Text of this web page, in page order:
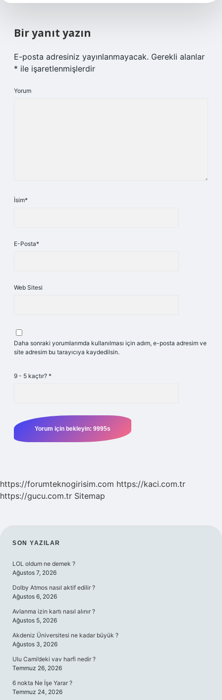
Bir yanıt yazın
E-posta adresiniz yayınlanmayacak. Gerekli alanlar
* ile işaretlenmişlerdir
Yorum
İsim*
E-Posta*
Web Sitesi
Daha sonraki yorumlarımda kullanılması için adım, e-posta adresim ve
site adresim bu tarayıcıya kaydedilsin.
9 - 5 kaçtır? *
https://forumteknogirisim.com https://kaci.com.tr
https://gucu.com.tr Sitemap
SIDEBAR
SON YAZILAR
LOL oldum ne demek ?
Ağustos 7, 2026
Dolby Atmos nasıl aktif edilir ?
Ağustos 6, 2026
Avlanma izin kartı nasıl alınır ?
Ağustos 5, 2026
Akdeniz Üniversitesi ne kadar büyük ?
Ağustos 3, 2026
Ulu Cami’deki vav harfi nedir ?
Temmuz 26, 2026
6 nokta Ne İşe Yarar ?
Temmuz 24, 2026